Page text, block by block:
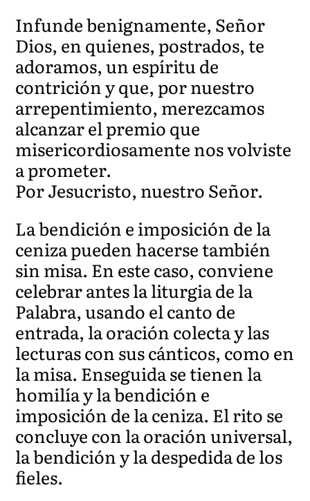
Infunde benignamente, Señor
Dios, en quienes, postrados, te
adoramos, un espíritu de
contrición y que, por nuestro
arrepentimiento, merezcamos
alcanzar el premio que
misericordiosamente nos volviste
a prometer.
Por Jesucristo, nuestro Señor.
La bendición e imposición de la
ceniza pueden hacerse también
sin misa. En este caso, conviene
celebrar antes la liturgia de la
Palabra, usando el canto de
entrada, la oración colecta y las
lecturas con sus cánticos, como en
la misa. Enseguida se tienen la
homilía y la bendición e
imposición de la ceniza. El rito se
concluye con la oración universal,
la bendición y la despedida de los
fieles.